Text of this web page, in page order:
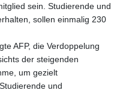
sein. Studierende und
sollen einmalig 230
AFP, die Verdoppelung
der steigenden
um gezielt
und